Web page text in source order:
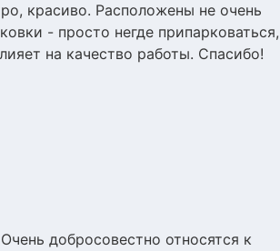
красиво. Расположены не очень
- просто негде припарковаться,
на качество работы. Спасибо!
добросовестно относятся к